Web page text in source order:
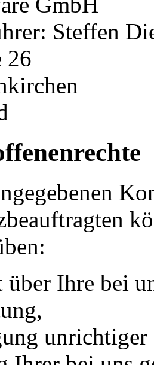
Steffen
26
Ihre bei
unrichtiger